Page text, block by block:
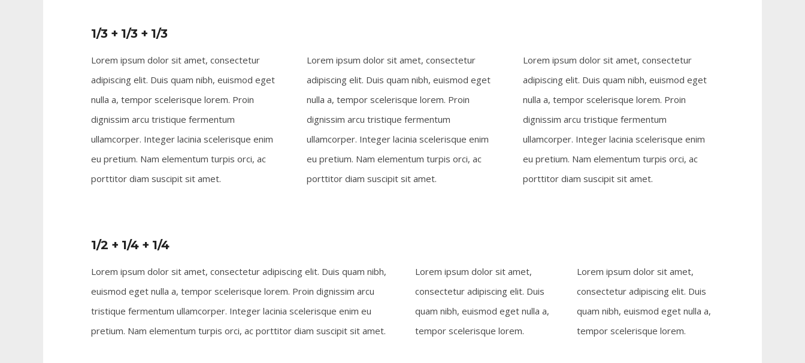
1/3 + 1/3 + 1/3
Lorem ipsum dolor sit amet, consectetur
adipiscing elit. Duis quam nibh, euismod eget
nulla a, tempor scelerisque lorem. Proin
dignissim arcu tristique fermentum
ullamcorper. Integer lacinia scelerisque enim
eu pretium. Nam elementum turpis orci, ac
porttitor diam suscipit sit amet.
Lorem ipsum dolor sit amet, consectetur
adipiscing elit. Duis quam nibh, euismod eget
nulla a, tempor scelerisque lorem. Proin
dignissim arcu tristique fermentum
ullamcorper. Integer lacinia scelerisque enim
eu pretium. Nam elementum turpis orci, ac
porttitor diam suscipit sit amet.
Lorem ipsum dolor sit amet, consectetur
adipiscing elit. Duis quam nibh, euismod eget
nulla a, tempor scelerisque lorem. Proin
dignissim arcu tristique fermentum
ullamcorper. Integer lacinia scelerisque enim
eu pretium. Nam elementum turpis orci, ac
porttitor diam suscipit sit amet.
1/2 + 1/4 + 1/4
Lorem ipsum dolor sit amet, consectetur adipiscing elit. Duis quam nibh,
euismod eget nulla a, tempor scelerisque lorem. Proin dignissim arcu
tristique fermentum ullamcorper. Integer lacinia scelerisque enim eu
pretium. Nam elementum turpis orci, ac porttitor diam suscipit sit amet.
Lorem ipsum dolor sit amet,
consectetur adipiscing elit. Duis
quam nibh, euismod eget nulla a,
tempor scelerisque lorem.
Lorem ipsum dolor sit amet,
consectetur adipiscing elit. Duis
quam nibh, euismod eget nulla a,
tempor scelerisque lorem.